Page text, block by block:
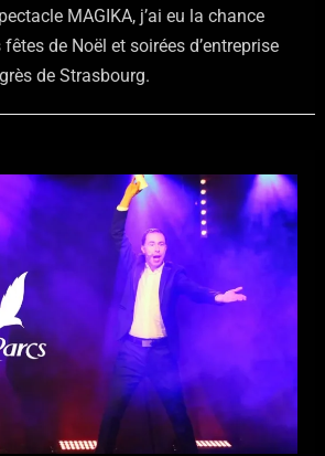
MAGIKA, j’ai eu la chance
de Noël et soirées d’entreprise
de Strasbourg.